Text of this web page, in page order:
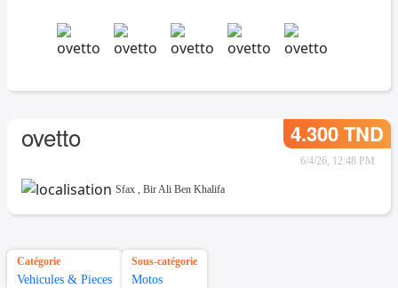
ovetto 4.300 TND
6/4/26, 12:48 PM
Sfax , Bir Ali Ben Khalifa
Catégorie
Vehicules & Pieces
Sous-catégorie
Motos